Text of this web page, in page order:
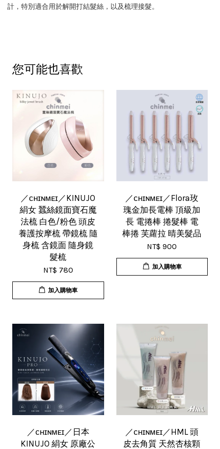
計，特別適合用於解開打結髮絲，以及梳理接髮。
您可能也喜歡
／ᴄʜɪɴᴍᴇɪ／KINUJO
絹女 蠶絲鏡面寶石魔
法梳 白色/粉色 頭皮
養護按摩梳 帶鏡梳 隨
身梳 含鏡面 隨身鏡
髮梳
NT$ 780
加入購物車
／ᴄʜɪɴᴍᴇɪ／Flora玫
瑰金加長電棒 頂級加
長 電捲棒 捲髮棒 電
棒捲 芙蘿拉 晴美髮品
NT$ 900
加入購物車
／ᴄʜɪɴᴍᴇɪ／日本
KINUJO 絹女 原廠公
／ᴄʜɪɴᴍᴇɪ／HML 頭
皮去角質 天然杏核顆